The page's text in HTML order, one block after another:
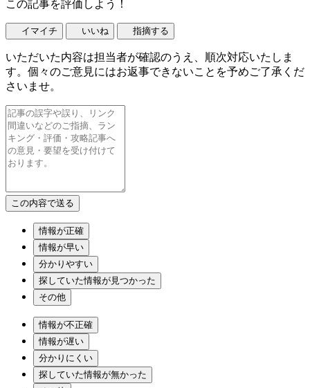
この記事を評価しよう！
イマイチ いいね 指摘する
いただいた内容は担当者が確認のうえ、順次対応いたしま
す。個々のご意見にはお返事できないことを予めご了承くだ
さいませ。
情報が正確
情報が早い
分かりやすい
探していた情報が見つかった
その他
情報が不正確
情報が遅い
分かりにくい
探していた情報が無かった